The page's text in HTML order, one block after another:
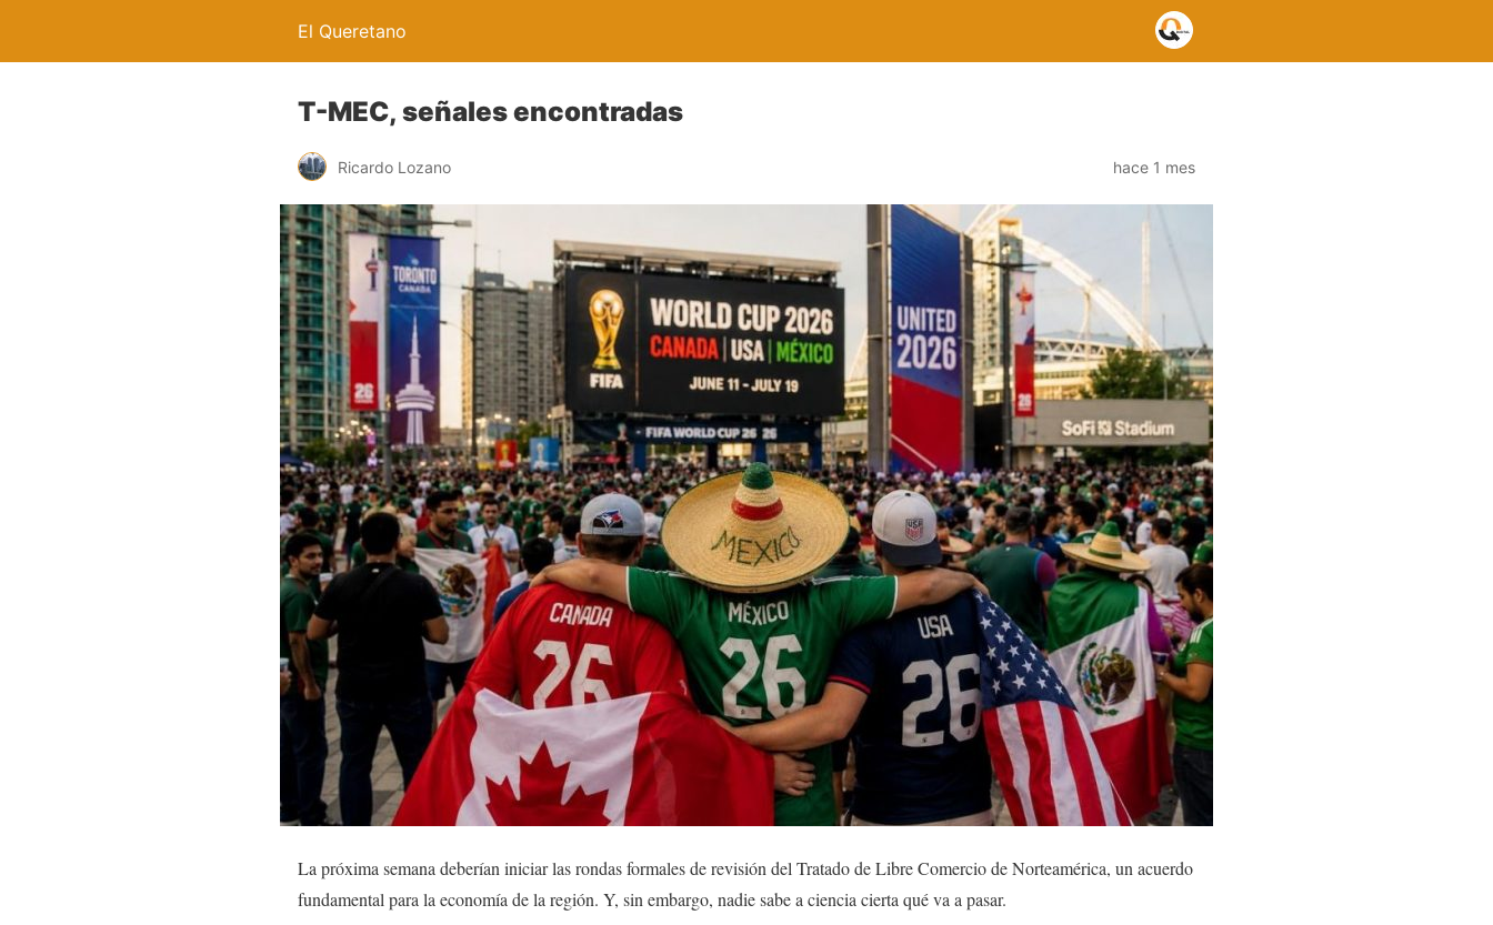
El Queretano
T-MEC, señales encontradas
Ricardo Lozano hace 1 mes
La próxima semana deberían iniciar las rondas formales de revisión del Tratado de Libre Comercio de Norteamérica, un acuerdo
fundamental para la economía de la región. Y, sin embargo, nadie sabe a ciencia cierta qué va a pasar.